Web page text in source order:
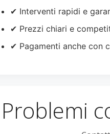
✔ Interventi rapidi e
✔ Prezzi chiari e
✔ Pagamenti anche con
Problemi